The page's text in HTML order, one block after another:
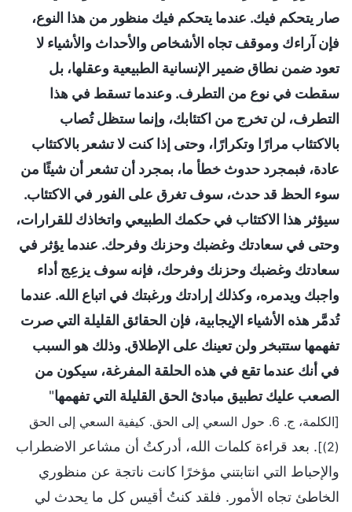
صار يتحكم فيك. عندما يتحكم فيك منظور من هذا النوع،
فإن آراءك وموقف تجاه الأشخاص والأحداث والأشياء لا
تعود ضمن نطاق ضمير الإنسانية الطبيعية وعقلها، بل
سقطت في نوع من التطرف. وعندما تسقط في هذا
التطرف، لن تخرج من اكتئابك، وإنما ستظل تُصاب
بالاكتئاب مرارًا وتكرارًا، وحتى إذا كنت لا تشعر بالاكتئاب
عادة، فبمجرد حدوث خطأ ما، بمجرد أن تشعر أن شيئًا من
سوء الحظ قد حدث، سوف تغرق على الفور في الاكتئاب.
سيؤثر هذا الاكتئاب في حكمك الطبيعي واتخاذك للقرارات،
وحتى في سعادتك وغضبك وحزنك وفرحك. عندما يؤثر في
سعادتك وغضبك وحزنك وفرحك، فإنه سوف يزعِج أداء
واجبك ويدمره، وكذلك إرادتك ورغبتك في اتباع الله. عندما
تُدمَّر هذه الأشياء الإيجابية، فإن الحقائق القليلة التي صرت
تفهمها ستتبخر ولن تعينك على الإطلاق. وذلك هو السبب
في أنك عندما تقع في هذه الحلقة المفرغة، سيكون من
الصعب عليك تطبيق مبادئ الحق القليلة التي تفهمها"
[الكلمة، ج. 6. حول السعي إلى الحق. كيفية السعي إلى الحق
(2)]
. بعد قراءة كلمات الله، أدركتُ أن مشاعر الاضطراب
والإحباط التي انتابتني مؤخرًا كانت ناتجة عن منظوري
الخاطئ تجاه الأمور. فلقد كنتُ أقيس كل ما يحدث لي